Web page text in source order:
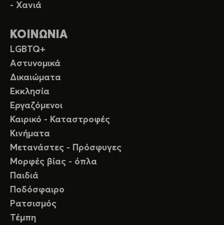
- Χανιά
ΚΟΙΝΩΝΙΑ
LGBTQ+
Αστυνομικά
Δικαιώματα
Εκκλησία
Εργαζόμενοι
Καιρικό - Καταστροφές
Κινήματα
Μετανάστες - Πρόσφυγες
Μορφές βίας - όπλα
Παιδιά
Ποδόσφαιρο
Ρατσισμός
Τέμπη